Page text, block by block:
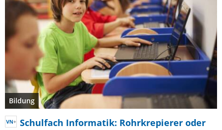
Bildung
Schulfach Informatik: Rohrkrepierer oder